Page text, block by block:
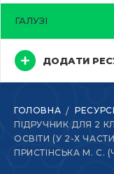
ДОДАТИ
ГАЛУЗІ
ГОЛОВНА
ПІДРУЧНИК ДЛЯ 2
ОСВІТИ (У 2-Х
ПРИСТІНСЬКА М. С.